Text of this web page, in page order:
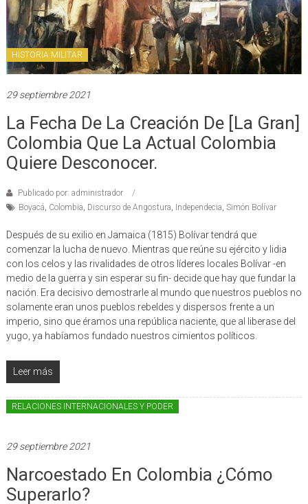
HISTORIA MILITAR
29 septiembre 2021
La Fecha De La Creación De [La Gran]
Colombia Que La Actual Colombia
Quiere Desconocer.
Publicado por: administrador
Boyacá, Colombia, Discurso de Angostura, Independecia, Simón Bolívar
Después de su exilio en Jamaica (1815) Bolívar tendrá que
comenzar la lucha de nuevo. Mientras que reúne su ejército y lidia
con los celos y las rivalidades de otros líderes locales Bolívar -en
medio de la guerra y sin esperar su fin- decide que hay que fundar la
nación. Era decisivo demostrarle al mundo que nuestros pueblos no
solamente eran unos pueblos rebeldes y dispersos frente a un
imperio, sino que éramos una república naciente, que al liberase del
yugo, ya habíamos fundado nuestros cimientos políticos.
Leer más
RELACIONES INTERNACIONALES Y PODER
29 septiembre 2021
Narcoestado En Colombia ¿Cómo
Superarlo?